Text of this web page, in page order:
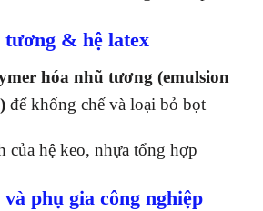
& hệ latex
hóa nhũ tương (emulsion
để khống chế và loại bỏ bọt
của hệ keo, nhựa tổng hợp
phụ gia công nghiệp